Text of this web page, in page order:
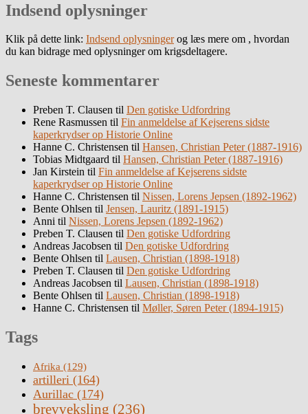
Indsend oplysninger
Klik på dette link: Indsend oplysningerog læs mere om , hvordan
du kan bidrage med oplysninger om krigsdeltagere.
Seneste kommentarer
Preben T. Clausen til Den gotiske Udfordring
Rene Rasmussen til Fin anmeldelse af Kejserens sidste
kaperkrydser op Historie Online
Hanne C. Christensen til Hansen, Christian Peter (1887-1916)
Tobias Midtgaard til Hansen, Christian Peter (1887-1916)
Jan Kirstein til Fin anmeldelse af Kejserens sidste
kaperkrydser op Historie Online
Hanne C. Christensen til Nissen, Lorens Jepsen (1892-1962)
Bente Ohlsen til Jensen, Lauritz (1891-1915)
Anni til Nissen, Lorens Jepsen (1892-1962)
Preben T. Clausen til Den gotiske Udfordring
Andreas Jacobsen til Den gotiske Udfordring
Bente Ohlsen til Lausen, Christian (1898-1918)
Preben T. Clausen til Den gotiske Udfordring
Andreas Jacobsen til Lausen, Christian (1898-1918)
Bente Ohlsen til Lausen, Christian (1898-1918)
Hanne C. Christensen til Møller, Søren Peter (1894-1915)
Tags
Afrika (129)
artilleri (164)
Aurillac (174)
brevveksling (236)